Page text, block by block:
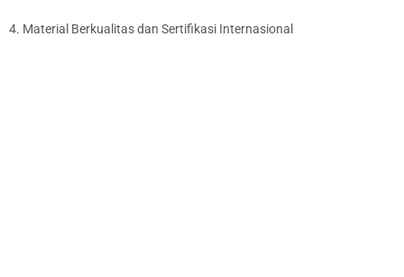
4. Material Berkualitas dan Sertifikasi Internasional